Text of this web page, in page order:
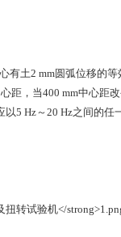
土2 mm圆弧位移的
，当400 mm中心距
5 Hz～20 Hz之间的